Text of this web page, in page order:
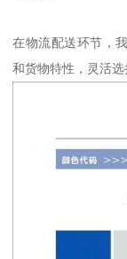
在物流配送环节，
和货物特性，灵活选